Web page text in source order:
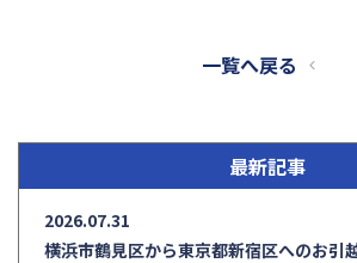
一覧へ戻る
最新記事
2026.07.31
横浜市鶴見区から東京都新宿区へのお引